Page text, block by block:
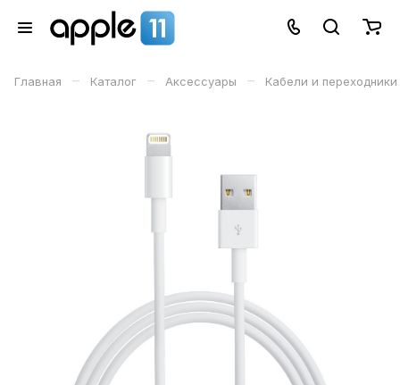
Главная – Каталог – Аксессуары – Кабели и переходники